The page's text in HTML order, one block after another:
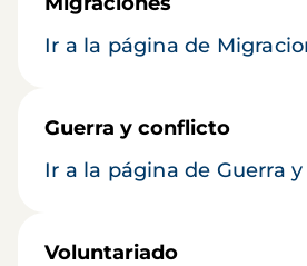
Ir a la página de
Guerra y conflicto
Ir a la página de Guerra
Voluntariado